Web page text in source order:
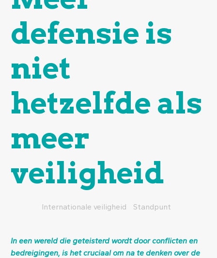
defensie is
niet
hetzelfde als
meer
veiligheid
Internationale veiligheid Standpunt
In een wereld die geteisterd wordt door conflicten en
bedreigingen, is het cruciaal om na te denken over de